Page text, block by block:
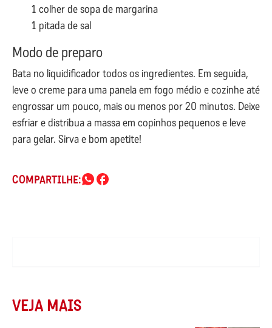
1 colher de sopa de margarina
1 pitada de sal
Modo de preparo
Bata no liquidificador todos os ingredientes. Em seguida,
leve o creme para uma panela em fogo médio e cozinhe até
engrossar um pouco, mais ou menos por 20 minutos. Deixe
esfriar e distribua a massa em copinhos pequenos e leve
para gelar. Sirva e bom apetite!
COMPARTILHE:
VEJA MAIS